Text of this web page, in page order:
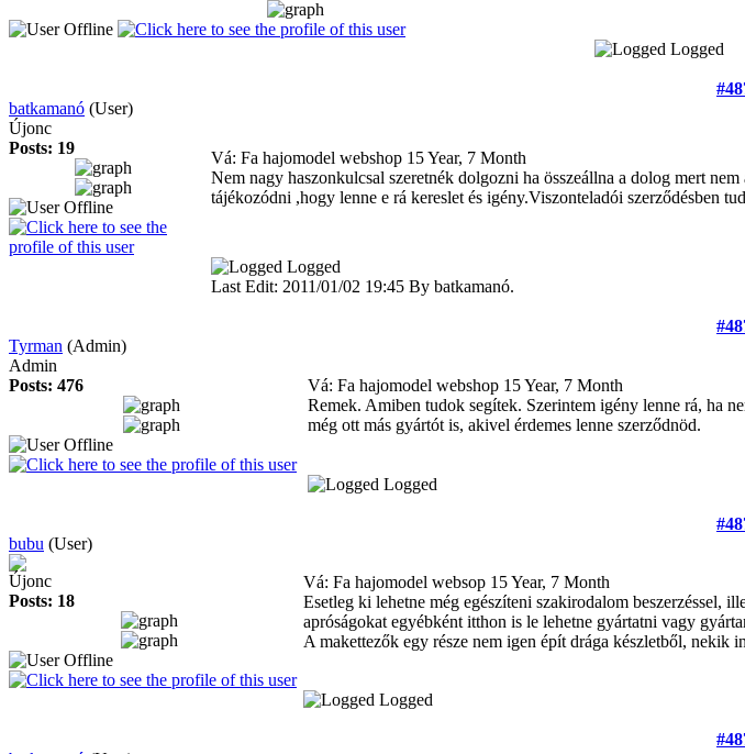
Logged
batkamanó (User)
Újonc
Posts: 19
Vá: Fa hajomodel webshop 15 Year, 7 Month
Nem nagy haszonkulcsal szeretnék dolgozni ha összeállna a dolog mert
tájékozódni ,hogy lenne e rá kereslet és igény.Viszonteladói szerződésben
Logged
Last Edit: 2011/01/02 19:45 By batkamanó.
Tyrman (Admin)
Admin
Posts: 476
Vá: Fa hajomodel webshop 15 Year, 7 Month
Remek. Amiben tudok segítek. Szerintem igény lenne rá, ha
még ott más gyártót is, akivel érdemes lenne szerződnöd.
Logged
bubu (User)
Újonc
Posts: 18
Vá: Fa hajomodel websop 15 Year, 7 Month
Esetleg ki lehetne még egészíteni szakirodalom beszerzéssel,
apróságokat egyébként itthon is le lehetne gyártatni vagy
A makettezők egy része nem igen épít drága készletből, nekik
Logged